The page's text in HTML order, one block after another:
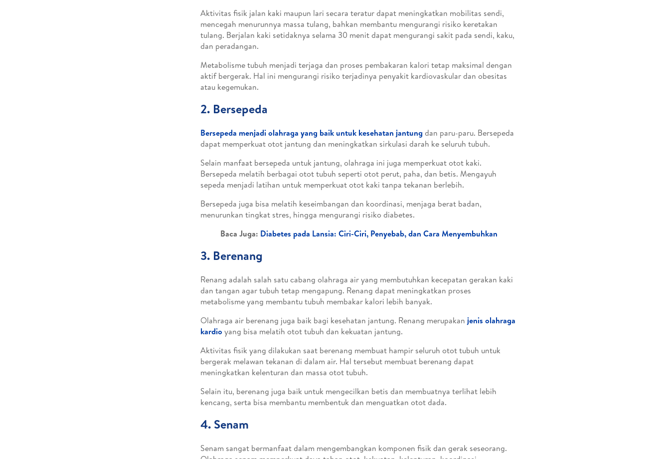
Aktivitas fisik jalan kaki maupun lari secara teratur dapat meningkatkan mobilitas sendi,
mencegah menurunnya massa tulang, bahkan membantu mengurangi risiko keretakan
tulang. Berjalan kaki setidaknya selama 30 menit dapat mengurangi sakit pada sendi, kaku,
dan peradangan.
Metabolisme tubuh menjadi terjaga dan proses pembakaran kalori tetap maksimal dengan
aktif bergerak. Hal ini mengurangi risiko terjadinya penyakit kardiovaskular dan obesitas
atau kegemukan.
2. Bersepeda
Bersepeda menjadi olahraga yang baik untuk kesehatan jantung dan paru-paru. Bersepeda
dapat memperkuat otot jantung dan meningkatkan sirkulasi darah ke seluruh tubuh.
Selain manfaat bersepeda untuk jantung, olahraga ini juga memperkuat otot kaki.
Bersepeda melatih berbagai otot tubuh seperti otot perut, paha, dan betis. Mengayuh
sepeda menjadi latihan untuk memperkuat otot kaki tanpa tekanan berlebih.
Bersepeda juga bisa melatih keseimbangan dan koordinasi, menjaga berat badan,
menurunkan tingkat stres, hingga mengurangi risiko diabetes.
Baca Juga: Diabetes pada Lansia: Ciri-Ciri, Penyebab, dan Cara Menyembuhkan
3. Berenang
Renang adalah salah satu cabang olahraga air yang membutuhkan kecepatan gerakan kaki
dan tangan agar tubuh tetap mengapung. Renang dapat meningkatkan proses
metabolisme yang membantu tubuh membakar kalori lebih banyak.
Olahraga air berenang juga baik bagi kesehatan jantung. Renang merupakan jenis olahraga
kardio yang bisa melatih otot tubuh dan kekuatan jantung.
Aktivitas fisik yang dilakukan saat berenang membuat hampir seluruh otot tubuh untuk
bergerak melawan tekanan di dalam air. Hal tersebut membuat berenang dapat
meningkatkan kelenturan dan massa otot tubuh.
Selain itu, berenang juga baik untuk mengecilkan betis dan membuatnya terlihat lebih
kencang, serta bisa membantu membentuk dan menguatkan otot dada.
4. Senam
Senam sangat bermanfaat dalam mengembangkan komponen fisik dan gerak seseorang.